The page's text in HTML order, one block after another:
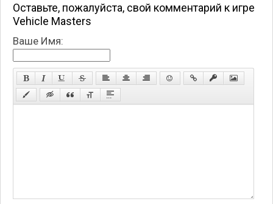
Оставьте, пожалуйста, свой комментарий к игре
Vehicle Masters
Ваше Имя: